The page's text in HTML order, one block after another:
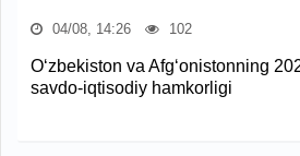
04/08, 14:26 102
O‘zbekiston va Afg‘onistonning
savdo-iqtisodiy hamkorligi